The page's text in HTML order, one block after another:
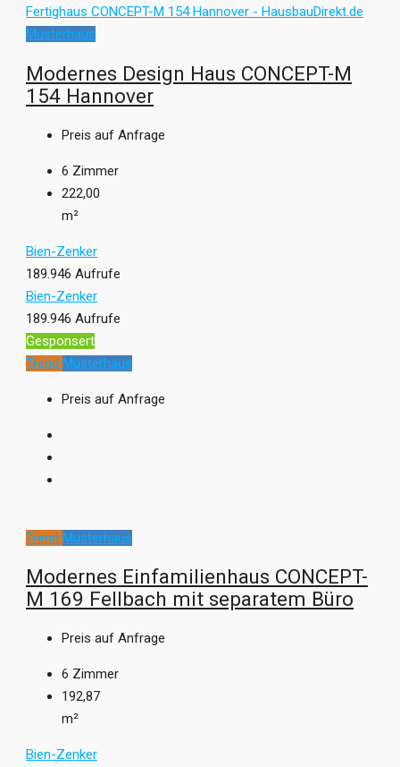
Musterhaus
Modernes Design Haus CONCEPT-M
154 Hannover
Preis auf Anfrage
6 Zimmer
222,00
m²
Bien-Zenker
189.946 Aufrufe
Bien-Zenker
189.946 Aufrufe
Gesponsert
Trend Musterhaus
Preis auf Anfrage
Trend Musterhaus
Modernes Einfamilienhaus CONCEPT-
M 169 Fellbach mit separatem Büro
Preis auf Anfrage
6 Zimmer
192,87
m²
Bien-Zenker